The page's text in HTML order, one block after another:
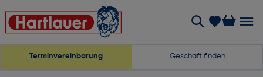
Terminvereinbarung Geschäft finden